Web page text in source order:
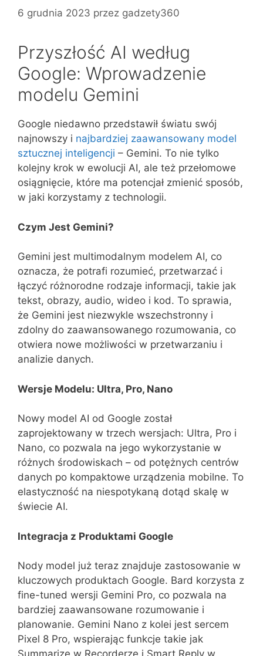
6 grudnia 2023 przez gadzety360
Przyszłość AI według
Google: Wprowadzenie
modelu Gemini
Google niedawno przedstawił światu swój
najnowszy i najbardziej zaawansowany model
sztucznej inteligencji – Gemini. To nie tylko
kolejny krok w ewolucji AI, ale też przełomowe
osiągnięcie, które ma potencjał zmienić sposób,
w jaki korzystamy z technologii.
Czym Jest Gemini?
Gemini jest multimodalnym modelem AI, co
oznacza, że potrafi rozumieć, przetwarzać i
łączyć różnorodne rodzaje informacji, takie jak
tekst, obrazy, audio, wideo i kod. To sprawia,
że Gemini jest niezwykle wszechstronny i
zdolny do zaawansowanego rozumowania, co
otwiera nowe możliwości w przetwarzaniu i
analizie danych.
Wersje Modelu: Ultra, Pro, Nano
Nowy model AI od Google został
zaprojektowany w trzech wersjach: Ultra, Pro i
Nano, co pozwala na jego wykorzystanie w
różnych środowiskach – od potężnych centrów
danych po kompaktowe urządzenia mobilne. To
elastyczność na niespotykaną dotąd skalę w
świecie AI.
Integracja z Produktami Google
Nody model już teraz znajduje zastosowanie w
kluczowych produktach Google. Bard korzysta z
fine-tuned wersji Gemini Pro, co pozwala na
bardziej zaawansowane rozumowanie i
planowanie. Gemini Nano z kolei jest sercem
Pixel 8 Pro, wspierając funkcje takie jak